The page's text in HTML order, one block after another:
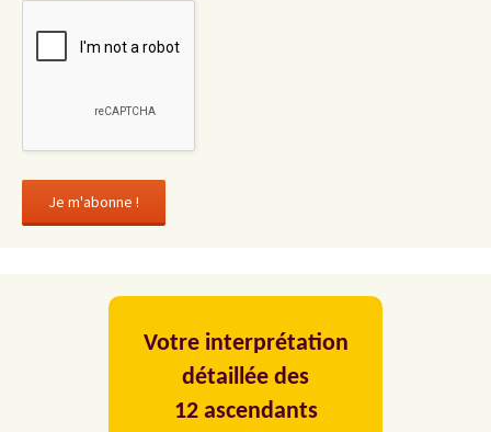
Votre interprétation
détaillée des
12 ascendants